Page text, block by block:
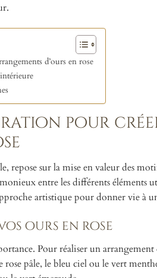
d’ours en rose
pour
sur la mise en valeur des
entre les différents éléments
artistique pour donner vie à
ours en rose
Pour réaliser un arrangement
pâle, le bleu ciel ou le vert